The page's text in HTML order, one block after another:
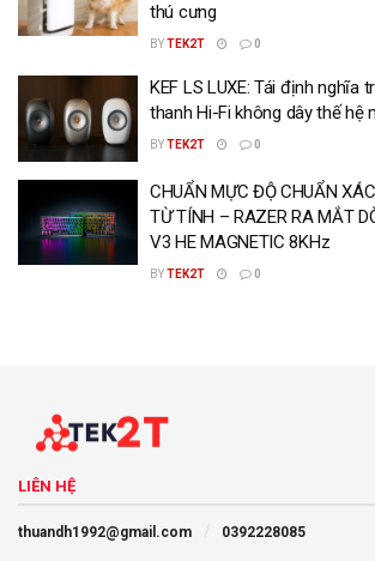
thú cưng
BYTEK2T 0
KEF LS LUXE: Tái định nghĩa
thanh Hi-Fi không dây thế hệ
BYTEK2T 0
CHUẨN MỰC ĐỘ CHUẨN
TỪ TÍNH – RAZER RA MẮT
V3 HE MAGNETIC 8KHz
BYTEK2T 0
LIÊN HỆ
thuandh1992@gmail.com 0392228085